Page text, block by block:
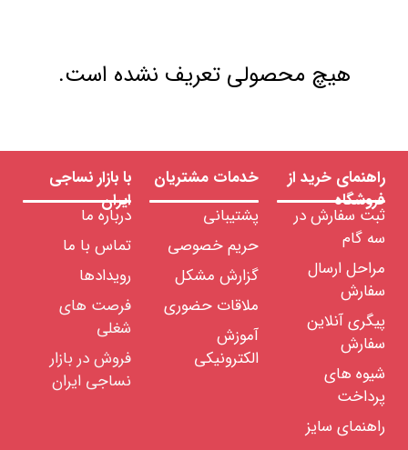
هیچ محصولی تعریف نشده است.
راهنمای خرید از
فروشگاه
ثبت سفارش در
سه گام
مراحل ارسال
سفارش
پیگری آنلاین
سفارش
شیوه های
پرداخت
راهنمای سایز
خدمات مشتریان
پشتیبانی
حریم خصوصی
گزارش مشکل
ملاقات حضوری
آموزش
الکترونیکی
با بازار نساجی
ایران
درباره ما
تماس با ما
رویدادها
فرصت های
شغلی
فروش در بازار
نساجی ایران